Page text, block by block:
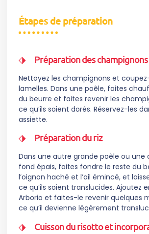
Étapes de préparation
Préparation des champignons
Nettoyez les champignons et
lamelles. Dans une poêle, faites
du beurre et faites revenir les
ce qu’ils soient dorés. Réservez-les
assiette.
Préparation du riz
Dans une autre grande poêle ou une
fond épais, faites fondre le reste du
l’oignon haché et l’ail émincé, et
ce qu’ils soient translucides. Ajoutez
Arborio et faites-le revenir quelques
ce qu’il devienne légèrement
Cuisson du risotto et